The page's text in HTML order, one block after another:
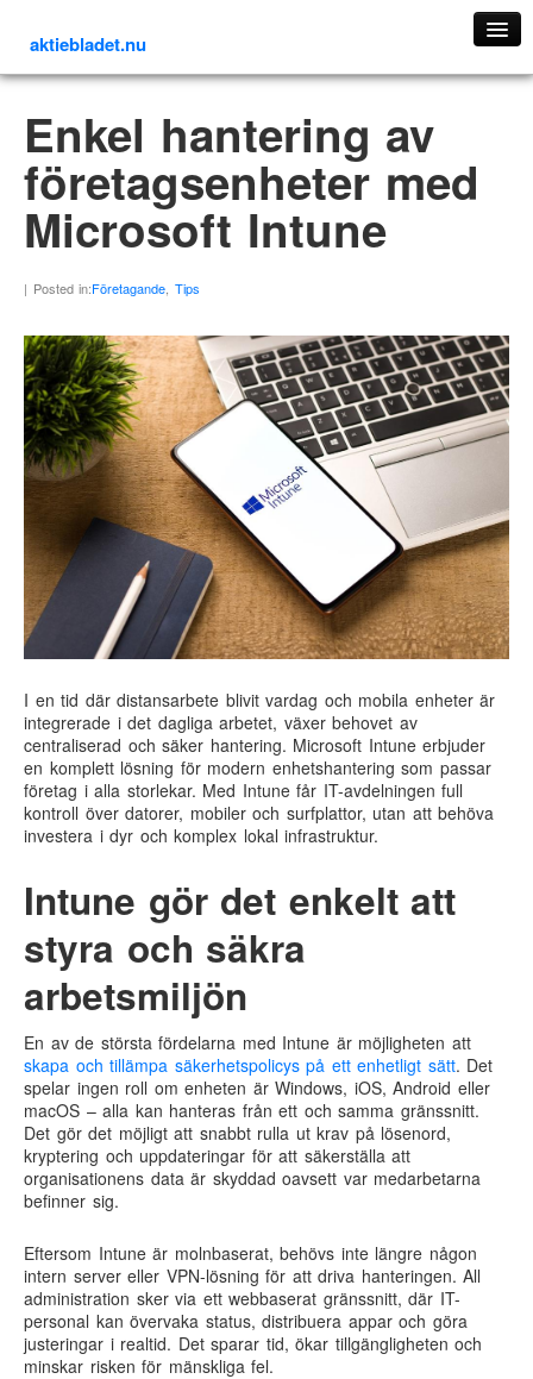
aktiebladet.nu
Köp och sälj aktier
Enkel hantering av
företagsenheter med
Microsoft Intune
| Posted in:Företagande Tips
I en tid där distansarbete blivit vardag och mobila enheter är
integrerade i det dagliga arbetet, växer behovet av
centraliserad och säker hantering. Microsoft Intune erbjuder
en komplett lösning för modern enhetshantering som passar
företag i alla storlekar. Med Intune får IT-avdelningen full
kontroll över datorer, mobiler och surfplattor, utan att behöva
investera i dyr och komplex lokal infrastruktur.
Intune gör det enkelt att
styra och säkra
arbetsmiljön
En av de största fördelarna med Intune är möjligheten att
skapa och tillämpa säkerhetspolicys på ett enhetligt sätt. Det
spelar ingen roll om enheten är Windows, iOS, Android eller
macOS – alla kan hanteras från ett och samma gränssnitt.
Det gör det möjligt att snabbt rulla ut krav på lösenord,
kryptering och uppdateringar för att säkerställa att
organisationens data är skyddad oavsett var medarbetarna
befinner sig.
Eftersom Intune är molnbaserat, behövs inte längre någon
intern server eller VPN-lösning för att driva hanteringen. All
administration sker via ett webbaserat gränssnitt, där IT-
personal kan övervaka status, distribuera appar och göra
justeringar i realtid. Det sparar tid, ökar tillgängligheten och
minskar risken för mänskliga fel.